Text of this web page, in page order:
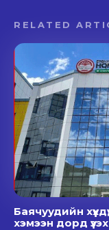
RELATED
Баячуудийн
хэмээн дорд